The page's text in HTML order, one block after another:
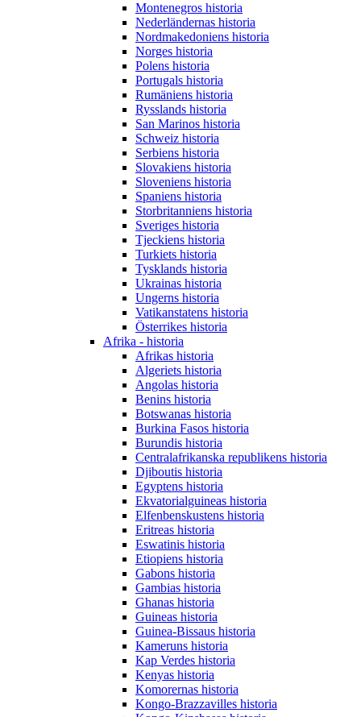
Montenegros historia
Nederländernas historia
Nordmakedoniens historia
Norges historia
Polens historia
Portugals historia
Rumäniens historia
Rysslands historia
San Marinos historia
Schweiz historia
Serbiens historia
Slovakiens historia
Sloveniens historia
Spaniens historia
Storbritanniens historia
Sveriges historia
Tjeckiens historia
Turkiets historia
Tysklands historia
Ukrainas historia
Ungerns historia
Vatikanstatens historia
Österrikes historia
Afrika - historia
Afrikas historia
Algeriets historia
Angolas historia
Benins historia
Botswanas historia
Burkina Fasos historia
Burundis historia
Centralafrikanska republikens historia
Djiboutis historia
Egyptens historia
Ekvatorialguineas historia
Elfenbenskustens historia
Eritreas historia
Eswatinis historia
Etiopiens historia
Gabons historia
Gambias historia
Ghanas historia
Guineas historia
Guinea-Bissaus historia
Kameruns historia
Kap Verdes historia
Kenyas historia
Komorernas historia
Kongo-Brazzavilles historia